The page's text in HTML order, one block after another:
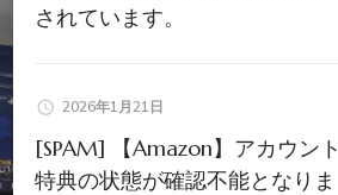
されています。
2026年1月21日
[SPAM] 【Amazon】アカウント
特典の状態が確認不能となりま